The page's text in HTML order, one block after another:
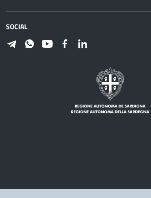
SOCIAL